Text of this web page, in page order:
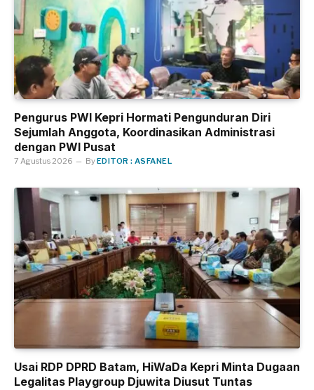
Pengurus PWI Kepri Hormati Pengunduran Diri
Sejumlah Anggota, Koordinasikan Administrasi
dengan PWI Pusat
7 Agustus 2026 ByEDITOR : ASFANEL
Usai RDP DPRD Batam, HiWaDa Kepri Minta Dugaan
Legalitas Playgroup Djuwita Diusut Tuntas